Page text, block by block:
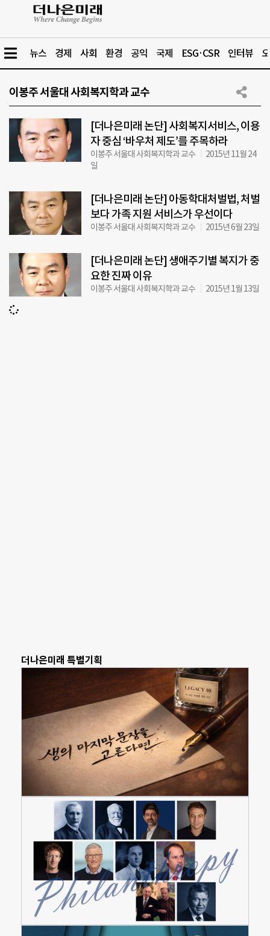
뉴스 경제 사회 환경 공익 국제 ESG·CSR 인터뷰
이봉주 서울대 사회복지학과 교수
[더나은미래 논단] 사회복지서비스, 이용
자 중심 ‘바우처 제도’를 주목하라
이봉주 서울대 사회복지학과 교수
2015년 11월 24
일
[더나은미래 논단] 아동학대처벌법, 처벌
보다 가족 지원 서비스가 우선이다
이봉주 서울대 사회복지학과 교수 2015년 6월 23일
[더나은미래 논단] 생애주기별 복지가 중
요한 진짜 이유
이봉주 서울대 사회복지학과 교수 2015년 1월 13일
더나은미래 특별기획